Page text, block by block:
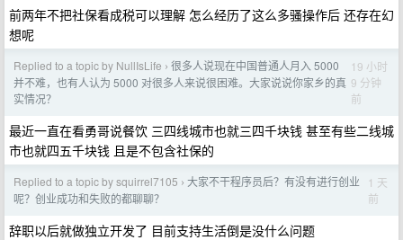
前两年不把社保看成税可以理解 怎么经历了这么多骚操作后 还存在幻
想呢
Replied to a topic by NullIsLife › 很多人说现在中国普通人月入 5000
并不难，也有人认为 5000 对很多人来说很困难。大家说说你家乡的真
实情况？
19 小时
9 分钟
前
最近一直在看勇哥说餐饮 三四线城市也就三四千块钱 甚至有些二线城
市也就四五千块钱 且是不包含社保的
Replied to a topic by squirrel7105 › 大家不干程序员后？有没有进行创业
呢？创业成功和失败的都聊聊？
1 天
前
辞职以后就做独立开发了 目前支持生活倒是没什么问题